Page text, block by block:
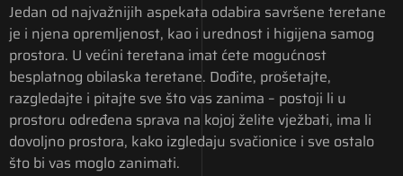
Jedan od najvažnijih aspekata odabira savršene teretane
je i njena opremljenost, kao i urednost i higijena samog
prostora. U većini teretana imat ćete mogućnost
besplatnog obilaska teretane. Dođite, prošetajte,
razgledajte i pitajte sve što vas zanima – postoji li u
prostoru određena sprava na kojoj želite vježbati, ima li
dovoljno prostora, kako izgledaju svačionice i sve ostalo
što bi vas moglo zanimati.